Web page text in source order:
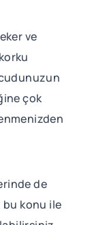
ve
çok
de
bu konu ile